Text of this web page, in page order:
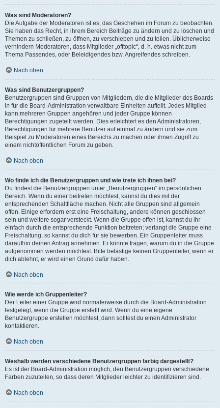
Was sind Moderatoren?
Die Aufgabe der Moderatoren ist es, das Geschehen im Forum zu beobachten.
Sie haben das Recht, in ihrem Bereich Beiträge zu ändern und zu löschen und
Themen zu schließen, zu öffnen, zu verschieben und zu teilen. Üblicherweise
verhindern Moderatoren, dass Mitglieder „offtopic“, d. h. etwas nicht zum
Thema Passendes, oder Beleidigendes bzw. Angreifendes schreiben.
Nach oben
Was sind Benutzergruppen?
Benutzergruppen sind Gruppen von Mitgliedern, die die Mitglieder des Boards
in für die Board-Administration verwaltbare Einheiten aufteilt. Jedes Mitglied
kann mehreren Gruppen angehören und jeder Gruppe können
Berechtigungen zugeteilt werden. Dies erleichtert es den Administratoren,
Berechtigungen für mehrere Benutzer auf einmal zu ändern und sie zum
Beispiel zu Moderatoren eines Bereichs zu machen oder ihnen Zugriff zu
einem nichtöffentlichen Forum zu geben.
Nach oben
Wo finde ich die Benutzergruppen und wie trete ich ihnen bei?
Du findest die Benutzergruppen unter „Benutzergruppen“ im persönlichen
Bereich. Wenn du einer beitreten möchtest, kannst du dies mit der
entsprechenden Schaltfläche machen. Nicht alle Gruppen sind allgemein
offen. Einige erfordern erst eine Freischaltung, andere können geschlossen
sein und weitere sogar versteckt. Wenn die Gruppe offen ist, kannst du ihr
einfach durch die entsprechende Funktion beitreten; verlangt die Gruppe eine
Freischaltung, so kannst du dich für sie bewerben. Ein Gruppenleiter muss
daraufhin deinen Antrag annehmen. Er könnte fragen, warum du in die Gruppe
aufgenommen werden möchtest. Bitte belästige keinen Gruppenleiter, wenn er
dich ablehnt, er wird einen Grund dafür haben.
Nach oben
Wie werde ich Gruppenleiter?
Der Leiter einer Gruppe wird normalerweise durch die Board-Administration
festgelegt, wenn die Gruppe erstellt wird. Wenn du eine eigene
Benutzergruppe erstellen möchtest, dann solltest du einen Administrator
kontaktieren.
Nach oben
Weshalb werden verschiedene Benutzergruppen farbig dargestellt?
Es ist der Board-Administration möglich, den Benutzergruppen verschiedene
Farben zuzuteilen, so dass deren Mitglieder leichter zu identifizieren sind.
Nach oben